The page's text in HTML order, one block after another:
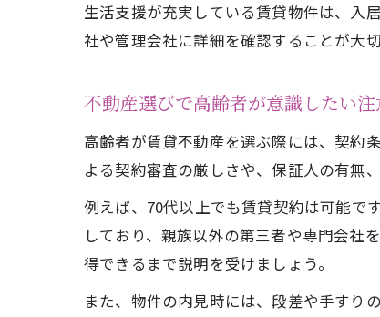
生活支援が充実している賃貸物件は、入
社や管理会社に詳細を確認することが大
不動産選びで高齢者が意識したい注
高齢者が賃貸不動産を選ぶ際には、契約
よる契約審査の厳しさや、保証人の有無
例えば、70代以上でも賃貸契約は可能で
しており、親族以外の第三者や専門会社
得できるまで説明を受けましょう。
また、物件の内見時には、段差や手すり